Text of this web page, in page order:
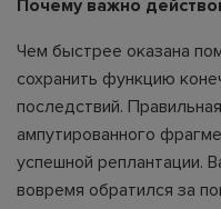
Почему важно
Чем быстрее оказана
сохранить функцию
последствий.
ампутированного
успешной реплантации.
вовремя обратился за